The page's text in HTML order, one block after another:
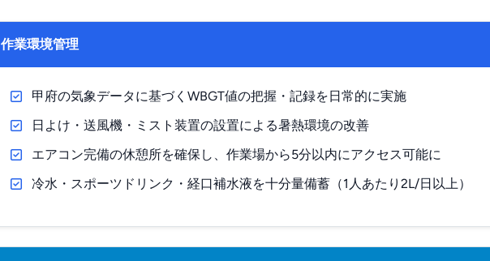
作業環境管理
甲府の気象データに基づくWBGT値の把握・記録を日常的に実施
日よけ・送風機・ミスト装置の設置による暑熱環境の改善
エアコン完備の休憩所を確保し、作業場から5分以内にアクセス可能に
冷水・スポーツドリンク・経口補水液を十分量備蓄（1人あたり2L/日以上）